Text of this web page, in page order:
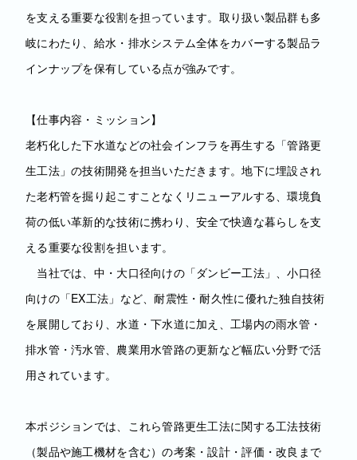
を支える重要な役割を担っています。取り扱い製品群も多
岐にわたり、給水・排水システム全体をカバーする製品ラ
インナップを保有している点が強みです。
【仕事内容・ミッション】
老朽化した下水道などの社会インフラを再生する「管路更
生工法」の技術開発を担当いただきます。地下に埋設され
た老朽管を掘り起こすことなくリニューアルする、環境負
荷の低い革新的な技術に携わり、安全で快適な暮らしを支
える重要な役割を担います。
当社では、中・大口径向けの「ダンビー工法」、小口径
向けの「EX工法」など、耐震性・耐久性に優れた独自技術
を展開しており、水道・下水道に加え、工場内の雨水管・
排水管・汚水管、農業用水管路の更新など幅広い分野で活
用されています。
本ポジションでは、これら管路更生工法に関する工法技術
（製品や施工機材を含む）の考案・設計・評価・改良まで